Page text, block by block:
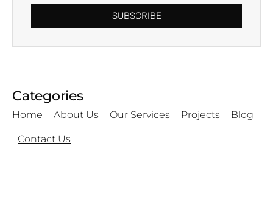
SUBSCRIBE
Categories
Home About Us Our Services Projects Blog
Contact Us